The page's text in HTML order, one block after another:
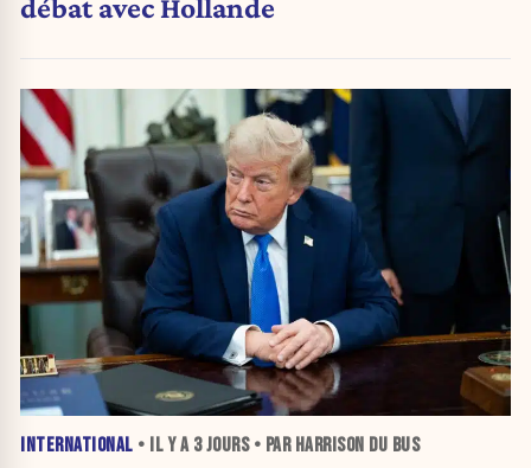
débat avec Hollande
INTERNATIONAL • IL Y A 3 JOURS• PAR HARRISON DU BUS